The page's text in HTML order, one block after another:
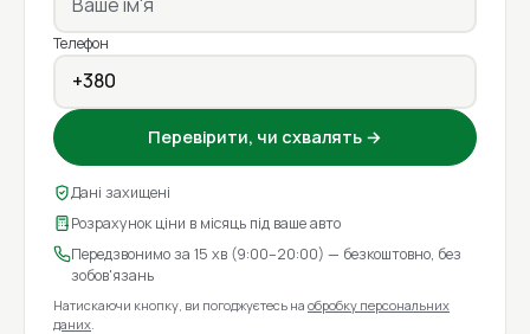
Телефон
Перевірити, чи схвалять →
Дані захищені
Розрахунок ціни в місяць під ваше авто
Передзвонимо за 15 хв (9:00–20:00) — безкоштовно, без
зобов'язань
Натискаючи кнопку, ви погоджуєтесь на обробку персональних
даних